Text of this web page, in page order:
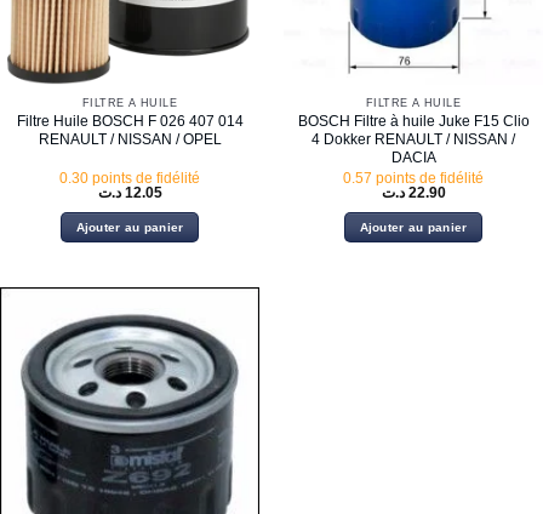
FILTRE À HUILE
Filtre Huile BOSCH F 026 407 014
RENAULT / NISSAN / OPEL
0.30 points de fidélité
12.05 د.ت
Ajouter au panier
FILTRE À HUILE
BOSCH Filtre à huile Juke F15 Clio
4 Dokker RENAULT / NISSAN /
DACIA
0.57 points de fidélité
22.90 د.ت
Ajouter au panier